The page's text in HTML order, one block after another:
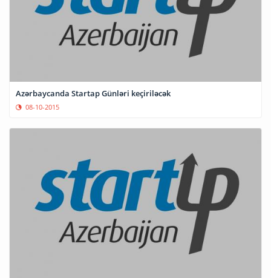
Azərbaycanda Startap Günləri keçiriləcək
08-10-2015